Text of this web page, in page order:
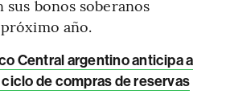
bonos soberanos
año.
Central argentino anticipa a
de compras de reservas